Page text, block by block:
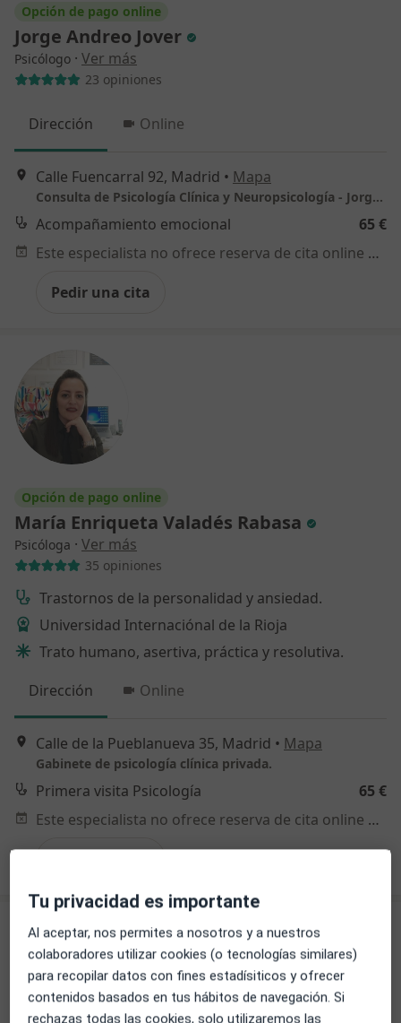
Opción de pago online
Jorge Andreo Jover
Psicólogo · Ver más
23 opiniones
Dirección Online
Calle Fuencarral 92, Madrid • Mapa
Consulta de Psicología Clínica y Neuropsicología - Jorge Andreo
Acompañamiento emocional
65 €
Este especialista no ofrece reserva de cita online en esta dirección.
Pedir una cita
Opción de pago online
María Enriqueta Valadés Rabasa
Psicóloga · Ver más
35 opiniones
Trastornos de la personalidad y ansiedad.
Universidad Internaciónal de la Rioja
Trato humano, asertiva, práctica y resolutiva.
Dirección
Online
Calle de la Pueblanueva 35, Madrid • Mapa
Gabinete de psicología clínica privada.
Primera visita Psicología
65 €
Este especialista no ofrece reserva de cita online en esta dirección.
Tu privacidad es importante
Al aceptar, nos permites a nosotros y a nuestros
colaboradores utilizar cookies (o tecnologías similares)
para recopilar datos con fines estadísiticos y ofrecer
contenidos basados en tus hábitos de navegación. Si
rechazas todas las cookies, solo utilizaremos las